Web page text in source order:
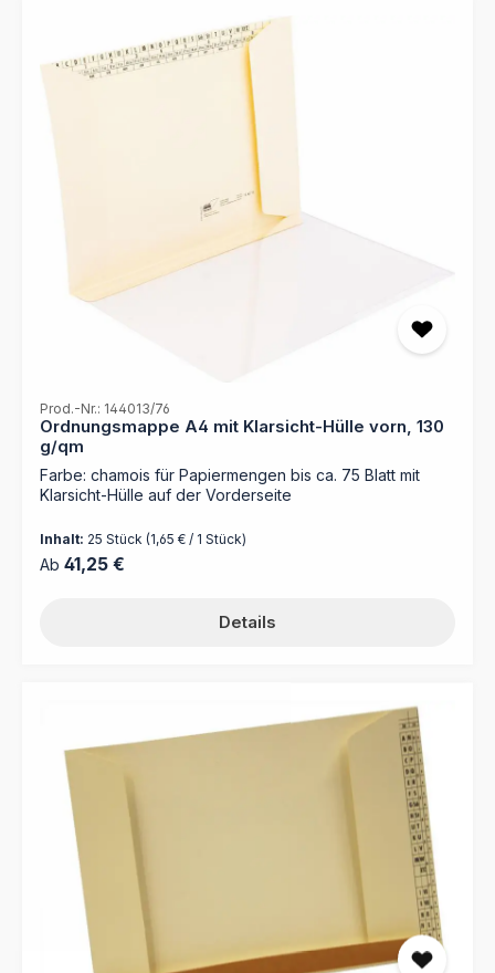
Prod.-Nr.: 144013/76
Ordnungsmappe A4 mit Klarsicht-Hülle vorn, 130
g/qm
Farbe: chamois für Papiermengen bis ca. 75 Blatt mit
Klarsicht-Hülle auf der Vorderseite
Inhalt: 25 Stück (1,65 € / 1 Stück)
Regulärer Preis:
Ab 41,25 €
Details